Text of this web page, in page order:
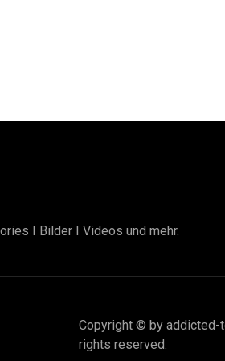
I Bilder I Videos und mehr.
Copyright © by addicted-
rights reserved.